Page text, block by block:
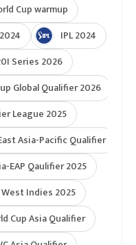
Cup warmup
IPL 2024
Series 2026
Global Qualifier 2026
League 2025
Asia-Pacific Qualifier
EAP Qaulifier 2025
Indies 2025
Cup Asia Qualifier